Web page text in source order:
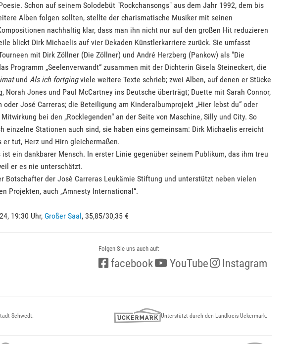
Schon auf seinem Solodebüt "Rockchansongs" aus dem Jahr 1992, dem bis
Alben folgen sollten, stellte der charismatische Musiker mit seinen
nachhaltig klar, dass man ihn nicht nur auf den großen Hit reduzieren
blickt Dirk Michaelis auf vier Dekaden Künstlerkarriere zurück. Sie umfasst
mit Dirk Zöllner (Die Zöllner) und André Herzberg (Pankow) als "Die
Programm „Seelenverwandt“ zusammen mit der Dichterin Gisela Steineckert, die
und Als ich fortgingviele weitere Texte schrieb; zwei Alben, auf denen er Stücke
Norah Jones und Paul McCartney ins Deutsche überträgt; Duette mit Sarah Connor,
oder José Carreras; die Beteiligung am Kinderalbumprojekt „Hier lebst du“ oder
bei den „Rocklegenden“ an der Seite von Maschine, Silly und City. So
einzelne Stationen auch sind, sie haben eins gemeinsam: Dirk Michaelis erreicht
er tut, Herz und Hirn gleichermaßen.
ist ein dankbarer Mensch. In erster Linie gegenüber seinem Publikum, das ihm treu
er es nie unterschätzt.
Botschafter der Josè Carreras Leukämie Stiftung und unterstützt neben vielen
Projekten, auch „Amnesty International“.
19:30 Uhr, Großer Saal, 35,85/30,35 €
Folgen Sie uns auch auf:
facebook YouTube Instagram
Schwedt. Unterstützt durch den Landkreis Uckermark.